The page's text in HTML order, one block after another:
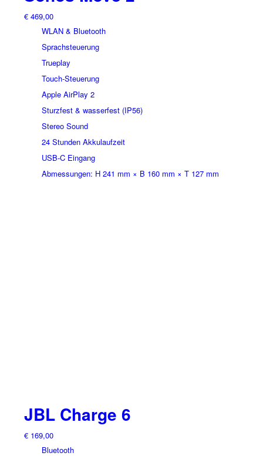
€469,00
WLAN & Bluetooth
Sprachsteuerung
Trueplay
Touch-Steuerung
Apple AirPlay 2
Sturzfest & wasserfest (IP56)
Stereo Sound
24 Stunden Akkulaufzeit
USB-C Eingang
Abmessungen: H 241 mm × B 160 mm × T 127 mm
JBL Charge 6
€169,00
Bluetooth